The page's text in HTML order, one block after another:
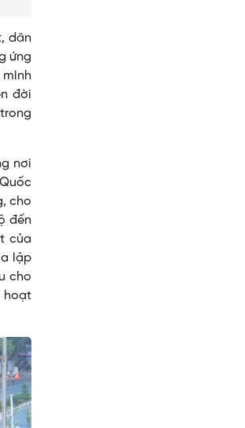
dân
ứng
đời
nơi
cho
đến
của
lập
cho
hoạt